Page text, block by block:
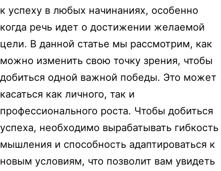
к успеху в любых начинаниях, особенно
когда речь идет о достижении желаемой
цели. В данной статье мы рассмотрим, как
можно изменить свою точку зрения, чтобы
добиться одной важной победы. Это может
касаться как личного, так и
профессионального роста. Чтобы добиться
успеха, необходимо вырабатывать гибкость
мышления и способность адаптироваться к
новым условиям, что позволит вам увидеть